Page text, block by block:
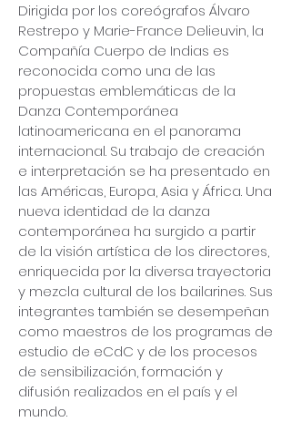
Dirigida por los coreógrafos Álvaro
Restrepo y Marie-France Delieuvin, la
Compañía Cuerpo de Indias es
reconocida como una de las
propuestas emblemáticas de la
Danza Contemporánea
latinoamericana en el panorama
internacional. Su trabajo de creación
e interpretación se ha presentado en
las Américas, Europa, Asia y África. Una
nueva identidad de la danza
contemporánea ha surgido a partir
de la visión artística de los directores,
enriquecida por la diversa trayectoria
y mezcla cultural de los bailarines. Sus
integrantes también se desempeñan
como maestros de los programas de
estudio de eCdC y de los procesos
de sensibilización, formación y
difusión realizados en el país y el
mundo.